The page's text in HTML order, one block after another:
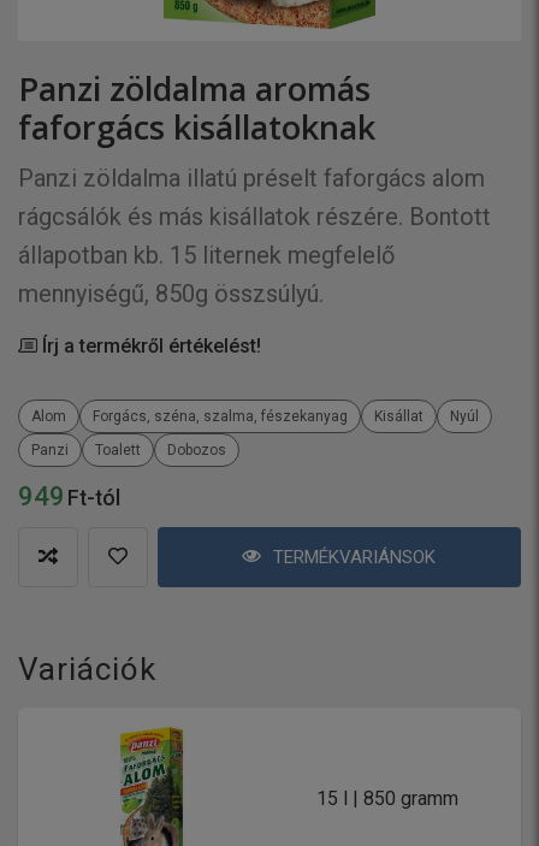
Panzi zöldalma aromás
faforgács kisállatoknak
949 Ft-tól
TERMÉKVARIÁNSOK
Panzi zöldalma illatú préselt faforgács alom
rágcsálók és más kisállatok részére. Bontott
állapotban kb. 15 liternek megfelelő
mennyiségű, 850g összsúlyú.
Írj a termékről értékelést!
Alom Forgács, széna, szalma, fészekanyag Kisállat
Nyúl
Panzi
Toalett Dobozos
Variációk
15 l | 850 gramm